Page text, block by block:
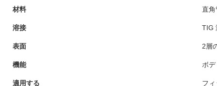
材料 直
溶接 TIG
表面 2層
機能 ボ
適用する フ